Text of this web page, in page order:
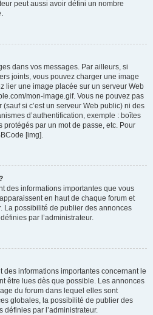
peut aussi avoir défini un nombre
dans vos messages. Par ailleurs, si
joints, vous pouvez charger une image
lier une image placée sur un serveur Web
mon-image.gif. Vous ne pouvez pas
si c’est un serveur Web public) ni des
d’authentification, exemple : boîtes
protégés par un mot de passe, etc. Pour
[img].
des informations importantes que vous
en haut de chaque forum et
La possibilité de publier des annonces
par l’administrateur.
des informations importantes concernant le
être lues dès que possible. Les annonces
du forum dans lequel elles sont
globales, la possibilité de publier des
par l’administrateur.